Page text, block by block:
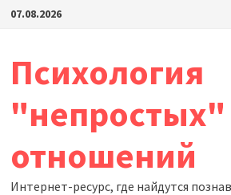
Перейти
07.08.2026
Психология
"непростых"
отношений
Интернет-ресурс, где найдутся